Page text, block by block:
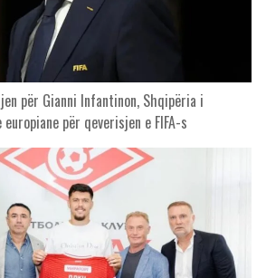
për Gianni Infantinon, Shqipëria i
për qeverisjen e FIFA-s